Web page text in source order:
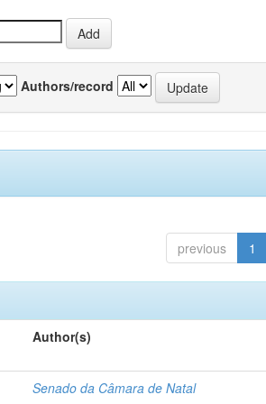
Authors/record
previous 1
Author(s)
Senado da Câmara de Natal